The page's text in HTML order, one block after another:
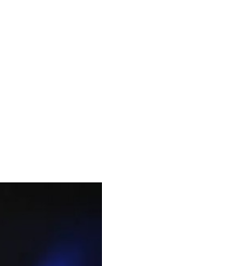
Культура и общество